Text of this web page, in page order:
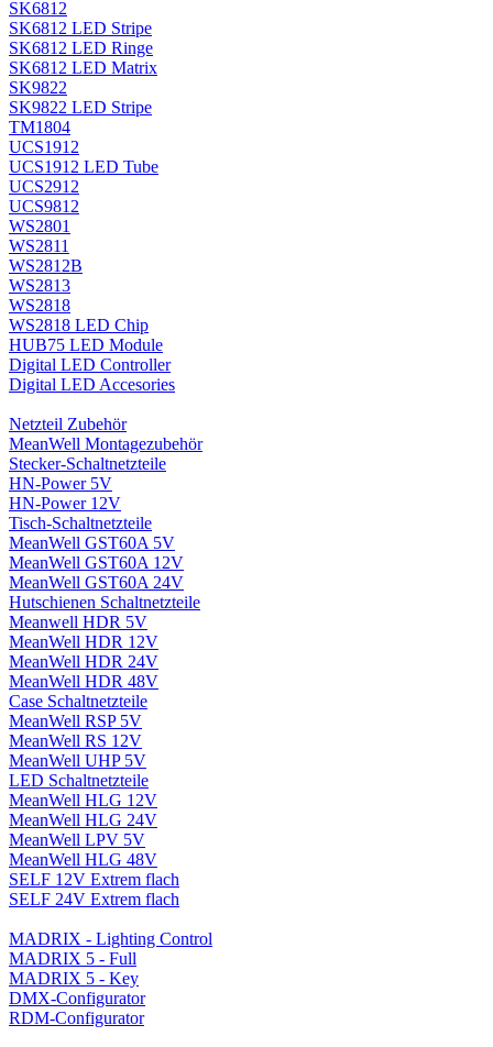
SK6812
SK6812 LED Stripe
SK6812 LED Ringe
SK6812 LED Matrix
SK9822
SK9822 LED Stripe
TM1804
UCS1912
UCS1912 LED Tube
UCS2912
UCS9812
WS2801
WS2811
WS2812B
WS2813
WS2818
WS2818 LED Chip
HUB75 LED Module
Digital LED Controller
Digital LED Accesories
Netzteil Zubehör
MeanWell Montagezubehör
Stecker-Schaltnetzteile
HN-Power 5V
HN-Power 12V
Tisch-Schaltnetzteile
MeanWell GST60A 5V
MeanWell GST60A 12V
MeanWell GST60A 24V
Hutschienen Schaltnetzteile
Meanwell HDR 5V
MeanWell HDR 12V
MeanWell HDR 24V
MeanWell HDR 48V
Case Schaltnetzteile
MeanWell RSP 5V
MeanWell RS 12V
MeanWell UHP 5V
LED Schaltnetzteile
MeanWell HLG 12V
MeanWell HLG 24V
MeanWell LPV 5V
MeanWell HLG 48V
SELF 12V Extrem flach
SELF 24V Extrem flach
MADRIX - Lighting Control
MADRIX 5 - Full
MADRIX 5 - Key
DMX-Configurator
RDM-Configurator